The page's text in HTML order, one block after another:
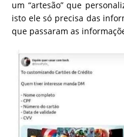
um “artesão” que
isto ele só precisa das
que passaram as